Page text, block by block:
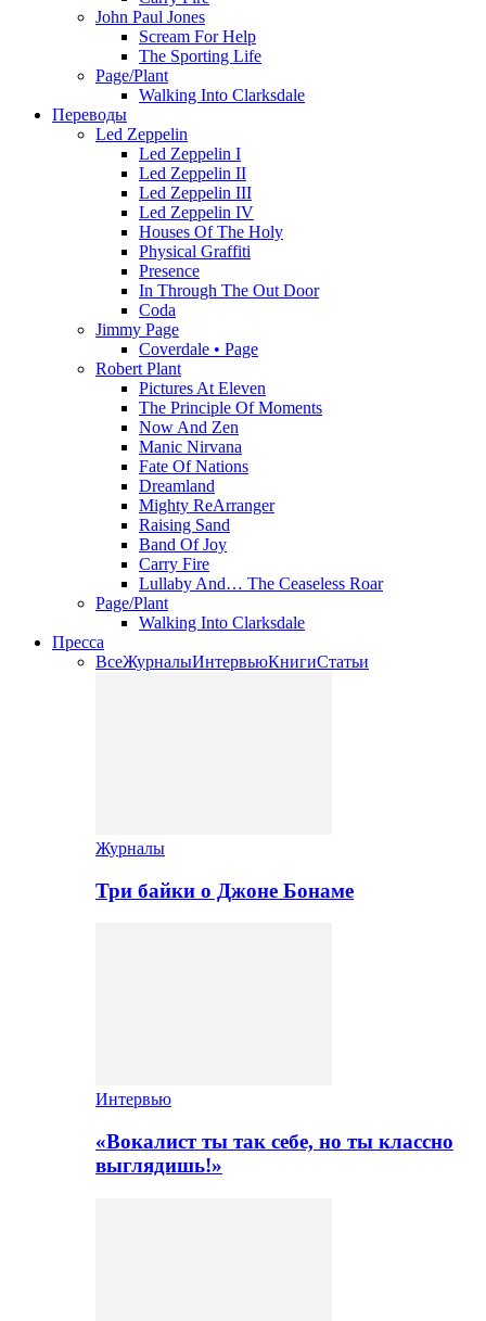
John Paul Jones
Scream For Help
The Sporting Life
Page/Plant
Walking Into Clarksdale
Переводы
Led Zeppelin
Led Zeppelin I
Led Zeppelin II
Led Zeppelin III
Led Zeppelin IV
Houses Of The Holy
Physical Graffiti
Presence
In Through The Out Door
Coda
Jimmy Page
Coverdale • Page
Robert Plant
Pictures At Eleven
The Principle Of Moments
Now And Zen
Manic Nirvana
Fate Of Nations
Dreamland
Mighty ReArranger
Raising Sand
Band Of Joy
Carry Fire
Lullaby And… The Ceaseless Roar
Page/Plant
Walking Into Clarksdale
Пресса
ВсеЖурналыИнтервьюКнигиСтатьи
Журналы
Три байки о Джоне Бонаме
Интервью
«Вокалист ты так себе, но ты классно
выглядишь!»